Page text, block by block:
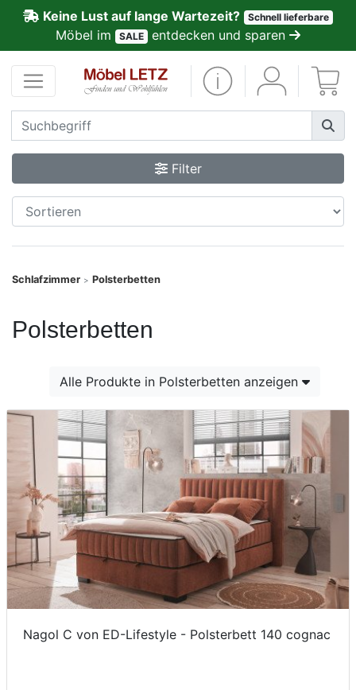
Keine Lust auf lange Wartezeit? Schnell lieferbare
Möbel im SALE entdecken und sparen
Filter
Schlafzimmer > Polsterbetten
Polsterbetten
Alle Produkte in Polsterbetten anzeigen
Nagol C von ED-Lifestyle - Polsterbett 140 cognac
Kundenmeinungen
Anmelden
PREMIUM
Schnell
lieferbar
SALE
Möbel-
Finanzierung
Markenwelt
Letz-
Deals